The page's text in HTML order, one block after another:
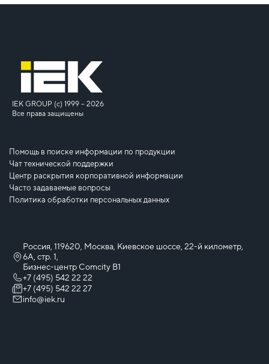
IEK GROUP (c) 1999 – 2026
Все права защищены
Помощь в поиске информации по продукции
Чат технической поддержки
Центр раскрытия корпоративной информации
Часто задаваемые вопросы
Политика обработки персональных данных
Россия, 119620, Москва, Киевское шоссе, 22-й километр,
6А, стр. 1,
Бизнес-центр Comcity B1
+7 (495) 542 22 22
+7 (495) 542 22 27
info@iek.ru